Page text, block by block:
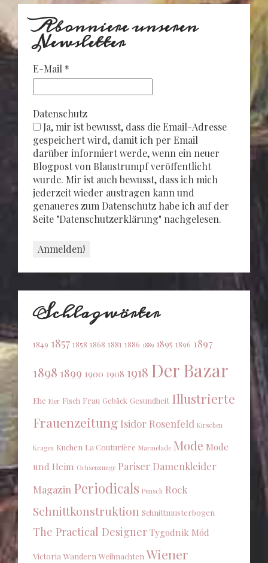
Abonniere unseren
Newsletter
E-Mail *
Datenschutz
Ja, mir ist bewusst, dass die Email-Adresse
gespeichert wird, damit ich per Email
darüber informiert werde, wenn ein neuer
Blogpost von Blaustrumpf veröffentlicht
wurde. Mir ist auch bewusst, dass ich mich
jederzeit wieder austragen kann und
genaueres zum Datenschutz habe ich auf der
Seite "Datenschutzerklärung" nachgelesen.
Schlagwörter
1849 1857 1858 1868 1881 1886 1889 1895 1896 1897
1898 1899 1900 1908 1918 Der Bazar
Ehe Eier Fisch Frau Gebäck Gesundheit Illustrierte
Frauenzeitung Isidor Rosenfeld Kirschen
Kragen Kuchen La Couturière Marmelade Mode Mode
und Heim Ochsenzunge Pariser Damenkleider
Magazin Periodicals Punsch Rock
Schnittkonstruktion Schnittmusterbogen
The Practical Designer Tygodnik Mód
Victoria Wandern Weihnachten Wiener